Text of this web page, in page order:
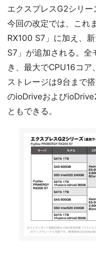
エクスプレスG2シリー
今回の改定では、これ
RX100 S7」に加え、
S7」が追加される。全
き、最大でCPU16コ
ストレージは9台まで
のioDriveおよび
ともできる。